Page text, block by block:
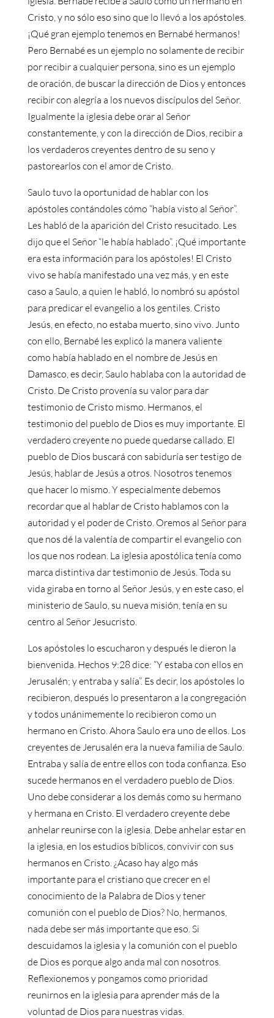
Cristo, y no sólo eso sino que lo llevó a los apóstoles.
¡Qué gran ejemplo tenemos en Bernabé hermanos!
Pero Bernabé es un ejemplo no solamente de recibir
por recibir a cualquier persona, sino es un ejemplo
de oración, de buscar la dirección de Dios y entonces
recibir con alegría a los nuevos discípulos del Señor.
Igualmente la iglesia debe orar al Señor
constantemente, y con la dirección de Dios, recibir a
los verdaderos creyentes dentro de su seno y
pastorearlos con el amor de Cristo.
Saulo tuvo la oportunidad de hablar con los
apóstoles contándoles cómo “había visto al Señor”.
Les habló de la aparición del Cristo resucitado. Les
dijo que el Señor “le había hablado”. ¡Qué importante
era esta información para los apóstoles! El Cristo
vivo se había manifestado una vez más, y en este
caso a Saulo, a quien le habló, lo nombró su apóstol
para predicar el evangelio a los gentiles. Cristo
Jesús, en efecto, no estaba muerto, sino vivo. Junto
con ello, Bernabé les explicó la manera valiente
como había hablado en el nombre de Jesús en
Damasco, es decir, Saulo hablaba con la autoridad de
Cristo. De Cristo provenía su valor para dar
testimonio de Cristo mismo. Hermanos, el
testimonio del pueblo de Dios es muy importante. El
verdadero creyente no puede quedarse callado. El
pueblo de Dios buscará con sabiduría ser testigo de
Jesús, hablar de Jesús a otros. Nosotros tenemos
que hacer lo mismo. Y especialmente debemos
recordar que al hablar de Cristo hablamos con la
autoridad y el poder de Cristo. Oremos al Señor para
que nos dé la valentía de compartir el evangelio con
los que nos rodean. La iglesia apostólica tenía como
marca distintiva dar testimonio de Jesús. Toda su
vida giraba en torno al Señor Jesús, y en este caso, el
ministerio de Saulo, su nueva misión, tenía en su
centro al Señor Jesucristo.
Los apóstoles lo escucharon y después le dieron la
bienvenida. Hechos 9:28 dice: “Y estaba con ellos en
Jerusalén; y entraba y salía”. Es decir, los apóstoles lo
recibieron, después lo presentaron a la congregación
y todos unánimemente lo recibieron como un
hermano en Cristo. Ahora Saulo era uno de ellos. Los
creyentes de Jerusalén era la nueva familia de Saulo.
Entraba y salía de entre ellos con toda confianza. Eso
sucede hermanos en el verdadero pueblo de Dios.
Uno debe considerar a los demás como su hermano
y hermana en Cristo. El verdadero creyente debe
anhelar reunirse con la iglesia. Debe anhelar estar en
la iglesia, en los estudios bíblicos, convivir con sus
hermanos en Cristo. ¿Acaso hay algo más
importante para el cristiano que crecer en el
conocimiento de la Palabra de Dios y tener
comunión con el pueblo de Dios? No, hermanos,
nada debe ser más importante que eso. Si
descuidamos la iglesia y la comunión con el pueblo
de Dios es porque algo anda mal con nosotros.
Reflexionemos y pongamos como prioridad
reunirnos en la iglesia para aprender más de la
voluntad de Dios para nuestras vidas.